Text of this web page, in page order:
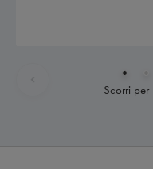
Scorri